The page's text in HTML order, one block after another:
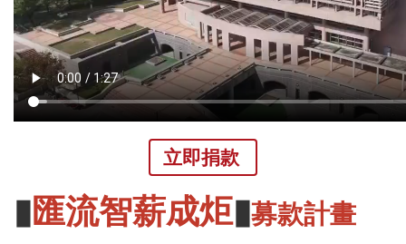
立即捐款
▮匯流智薪成炬▮募款計畫